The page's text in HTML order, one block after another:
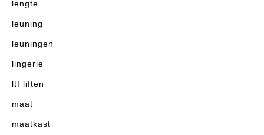
lengte
leuning
leuningen
lingerie
ltf liften
maat
maatkast